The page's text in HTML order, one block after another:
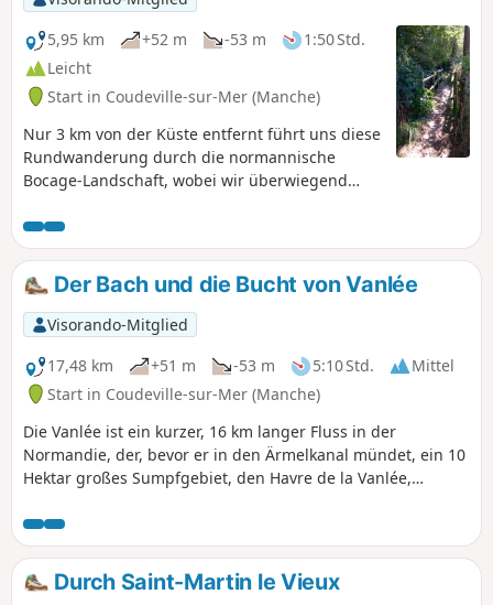
5,95 km
+52 m -53 m
1:50 Std.
Leicht
Start in Coudeville-sur-Mer (Manche)
Nur 3 km von der Küste entfernt führt uns diese
Rundwanderung durch die normannische
Bocage-Landschaft, wobei wir überwiegend
Der Bach und die Bucht von Vanlée
Visorando-Mitglied
17,48 km
+51 m -53 m 5:10 Std.
Mittel
Start in Coudeville-sur-Mer (Manche)
Die Vanlée ist ein kurzer, 16 km langer Fluss in der
Normandie, der, bevor er in den Ärmelkanal mündet, ein 10
Hektar großes Sumpfgebiet, den Havre de la Vanlée,
Salzwiesen, Grasflächen und Salinen bedeckt und wird von
einer überflutbaren Straße durchquert, die bei starker Flut
unter Wasser steht. Es wurden dort etwa 150 Vogelarten
gezählt. Außerdem gibt es dort Schafe und Kaninchen!
Durch Saint-Martin le Vieux